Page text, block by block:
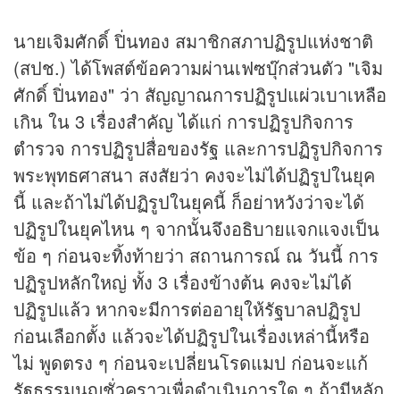
นายเจิมศักดิ์ ปิ่นทอง สมาชิกสภาปฏิรูปแห่งชาติ
(สปช.) ได้โพสต์ข้อความผ่านเฟซบุ๊กส่วนตัว "เจิม
ศักดิ์ ปิ่นทอง" ว่า สัญญาณการปฏิรูปแผ่วเบาเหลือ
เกิน ใน 3 เรื่องสำคัญ ได้แก่ การปฏิรูปกิจการ
ตำรวจ การปฏิรูปสื่อของรัฐ และการปฏิรูปกิจการ
พระพุทธศาสนา สงสัยว่า คงจะไม่ได้ปฏิรูปในยุค
นี้ และถ้าไม่ได้ปฏิรูปในยุคนี้ ก็อย่าหวังว่าจะได้
ปฏิรูปในยุคไหน ๆ จากนั้นจึงอธิบายแจกแจงเป็น
ข้อ ๆ ก่อนจะทิ้งท้ายว่า สถานการณ์ ณ วันนี้ การ
ปฏิรูปหลักใหญ่ ทั้ง 3 เรื่องข้างต้น คงจะไม่ได้
ปฏิรูปแล้ว หากจะมีการต่ออายุให้รัฐบาลปฏิรูป
ก่อนเลือกตั้ง แล้วจะได้ปฏิรูปในเรื่องเหล่านี้หรือ
ไม่ พูดตรง ๆ ก่อนจะเปลี่ยนโรดแมป ก่อนจะแก้